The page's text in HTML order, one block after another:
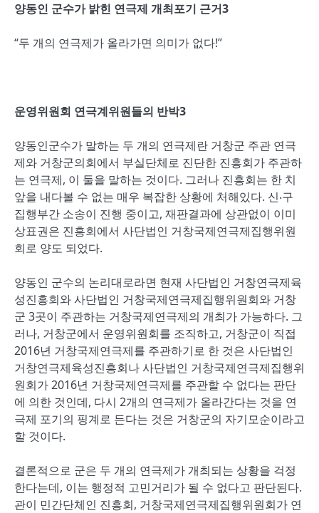
양동인 군수가 밝힌 연극제 개최포기 근거3
“두 개의 연극제가 올라가면 의미가 없다!”
운영위원회 연극계위원들의 반박3
양동인군수가 말하는 두 개의 연극제란 거창군 주관 연극
제와 거창군의회에서 부실단체로 진단한 진흥회가 주관하
는 연극제, 이 둘을 말하는 것이다. 그러나 진흥회는 한 치
앞을 내다볼 수 없는 매우 복잡한 상황에 처해있다. 신‧구
집행부간 소송이 진행 중이고, 재판결과에 상관없이 이미
상표권은 진흥회에서 사단법인 거창국제연극제집행위원
회로 양도 되었다.
양동인 군수의 논리대로라면 현재 사단법인 거창연극제육
성진흥회와 사단법인 거창국제연극제집행위원회와 거창
군 3곳이 주관하는 거창국제연극제의 개최가 가능하다. 그
러나, 거창군에서 운영위원회를 조직하고, 거창군이 직접
2016년 거창국제연극제를 주관하기로 한 것은 사단법인
거창연극제육성진흥회나 사단법인 거창국제연극제집행위
원회가 2016년 거창국제연극제를 주관할 수 없다는 판단
에 의한 것인데, 다시 2개의 연극제가 올라간다는 것을 연
극제 포기의 핑계로 든다는 것은 거창군의 자기모순이라고
할 것이다.
결론적으로 군은 두 개의 연극제가 개최되는 상황을 걱정
한다는데, 이는 행정적 고민거리가 될 수 없다고 판단된다.
관이 민간단체인 진흥회, 거창국제연극제집행위원회가 연